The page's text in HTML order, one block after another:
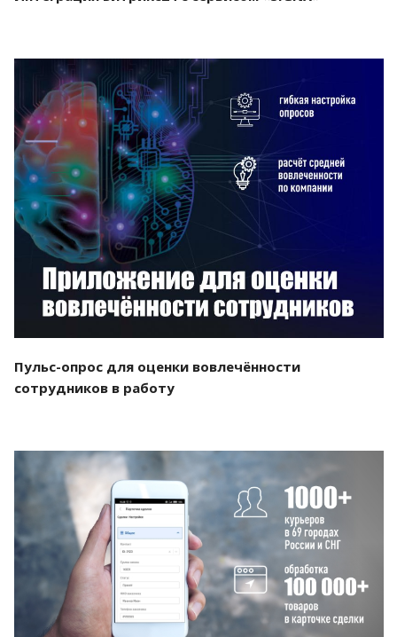
Смотреть проект
Пульс-опрос для оценки вовлечённости
сотрудников в работу
Смотреть проект